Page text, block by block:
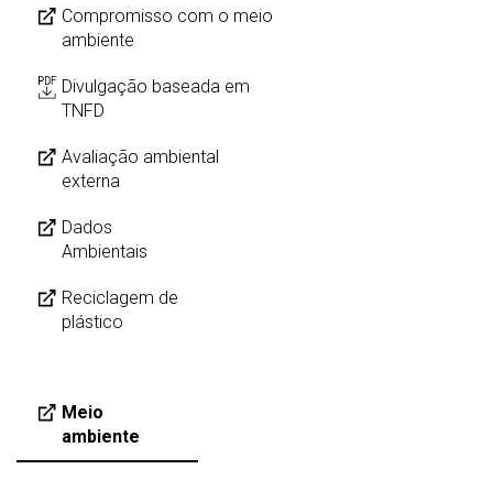
Compromisso com o meio
ambiente
Divulgação baseada em
TNFD
Avaliação ambiental
externa
Dados
Ambientais
Reciclagem de
plástico
Meio
ambiente